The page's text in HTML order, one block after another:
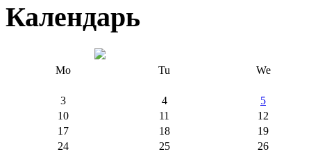
Календарь
Mo Tu We
3 4
5
10
11
12
17
18
19
24
25
26